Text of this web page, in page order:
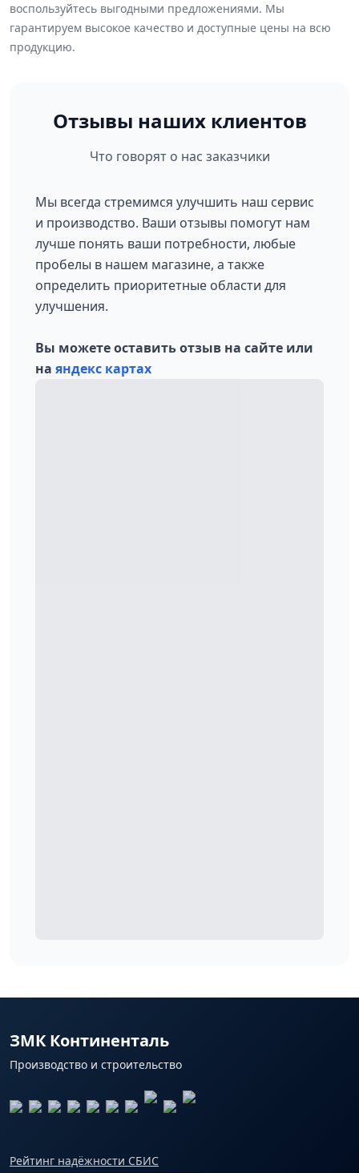
воспользуйтесь выгодными предложениями. Мы
гарантируем высокое качество и доступные цены на всю
продукцию.
Отзывы наших клиентов
Что говорят о нас заказчики
Мы всегда стремимся улучшить наш сервис
и производство. Ваши отзывы помогут нам
лучше понять ваши потребности, любые
пробелы в нашем магазине, а также
определить приоритетные области для
улучшения.
Вы можете оставить отзыв на сайте или
на яндекс картах
ЗМК Континенталь
Производство и строительство
Рейтинг надёжности СБИС